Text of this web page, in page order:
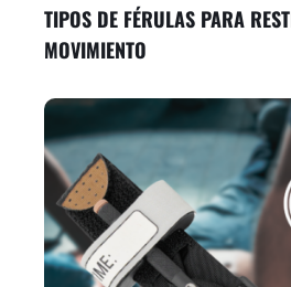
TIPOS DE FÉRULAS PARA
MOVIMIENTO